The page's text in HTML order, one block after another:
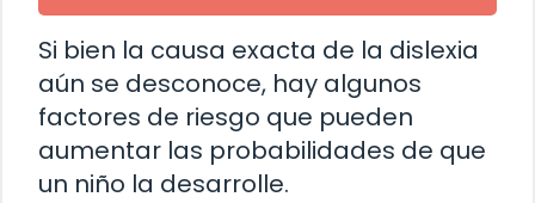
Si bien la causa exacta de la dislexia
aún se desconoce, hay algunos
factores de riesgo que pueden
aumentar las probabilidades de que
un niño la desarrolle.